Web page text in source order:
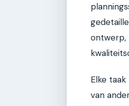
ontwerp,
Elke
van